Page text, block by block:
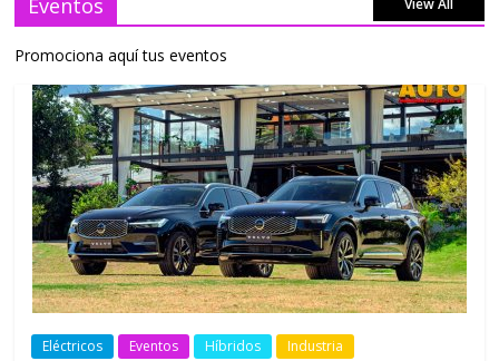
Eventos View All
Promociona aquí tus eventos
Eléctricos Eventos Híbridos Industria